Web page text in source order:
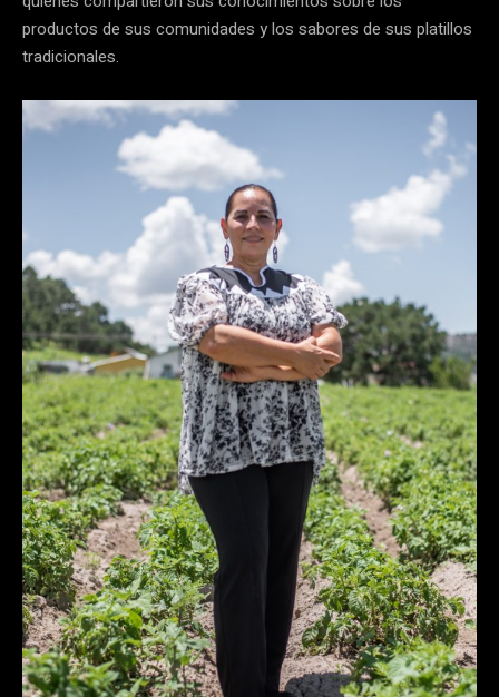
productos de sus comunidades y los sabores de sus platillos
tradicionales.